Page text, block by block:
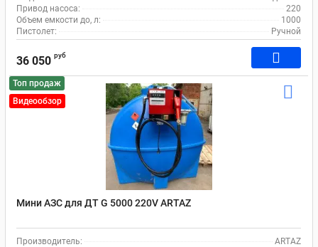
Привод насоса:
220
Объем емкости до, л:
1000
Пистолет:
Ручной
36 050 руб
Топ продаж
Видеообзор
Мини АЗС для ДТ G 5000 220V ARTAZ
Производитель:
ARTAZ